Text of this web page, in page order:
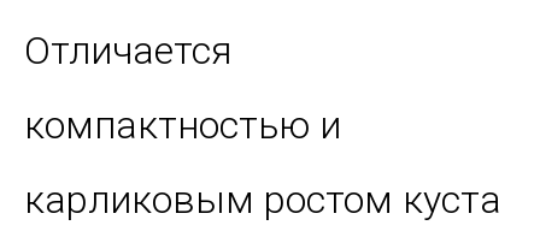
Отличается
компактностью и
карликовым ростом куста